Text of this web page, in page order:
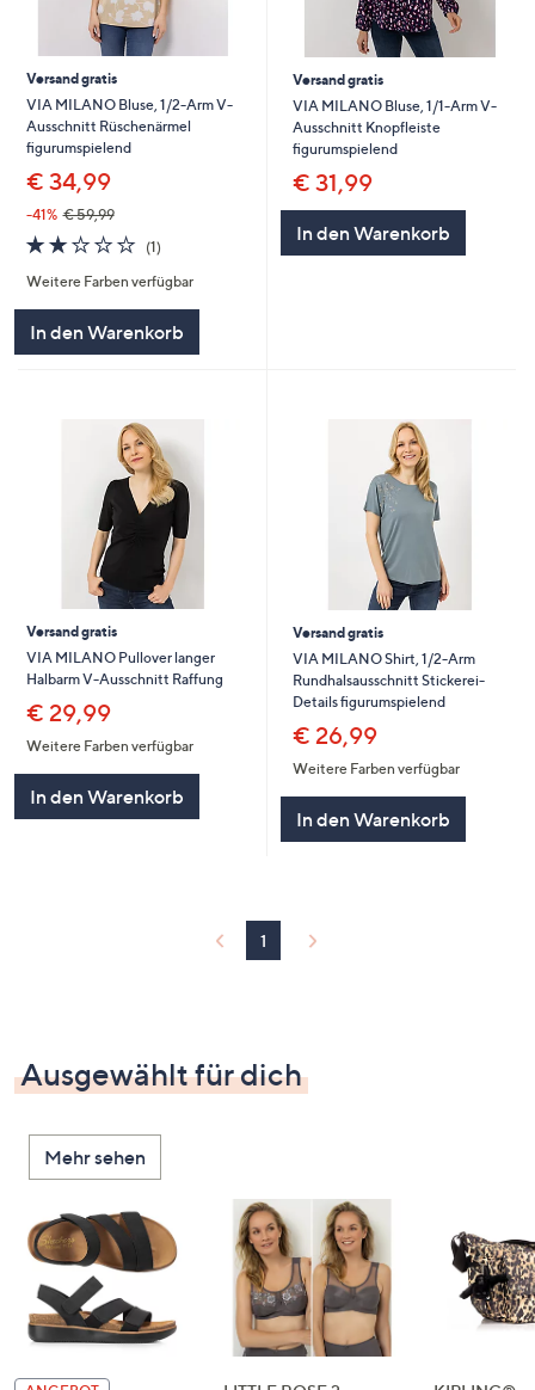
Versand gratis
VIA MILANO Bluse, 1/2-Arm V-
Ausschnitt Rüschenärmel
figurumspielend
€ 34,99
-41% € 59,99
2.0
von
5
(1)1
Weitere Farben verfügbar
In den Warenkorb
Versand gratis
VIA MILANO Bluse, 1/1-Arm V-
Ausschnitt Knopfleiste
figurumspielend
€ 31,99
In den Warenkorb
Versand gratis
VIA MILANO Pullover langer
Halbarm V-Ausschnitt Raffung
€ 29,99
Weitere Farben verfügbar
In den Warenkorb
Versand gratis
VIA MILANO Shirt, 1/2-Arm
Rundhalsausschnitt Stickerei-
Details figurumspielend
€ 26,99
Weitere Farben verfügbar
In den Warenkorb
1
Ausgewählt für dich
Mehr sehen